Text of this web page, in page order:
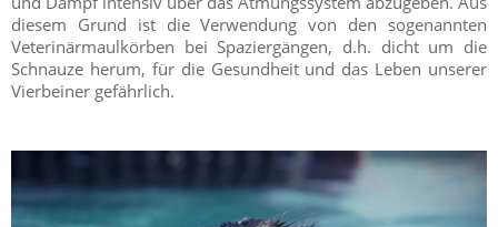
diesem Grund ist die Verwendung von den sogenannten
Veterinärmaulkörben bei Spaziergängen, d.h. dicht um die
Schnauze herum, für die Gesundheit und das Leben unserer
Vierbeiner gefährlich.